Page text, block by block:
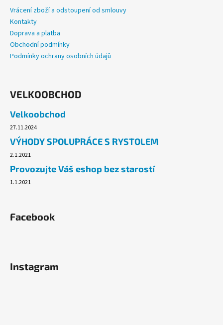
D
o
p
u
u
j
e
m
e
ALOBAL
8M
Vrácení zboží a odstoupení od smlouvy
Kontakty
Doprava a platba
Obchodní podmínky
Podmínky ochrany osobních údajů
VELKOOBCHOD
Velkoobchod
27.11.2024
VÝHODY SPOLUPRÁCE S RYSTOLEM
2.1.2021
Provozujte Váš eshop bez starostí
1.1.2021
Facebook
Instagram